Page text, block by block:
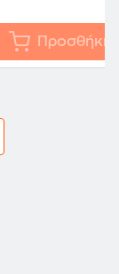
Προσθήκη